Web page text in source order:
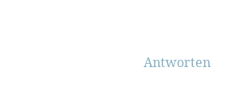
Antworten